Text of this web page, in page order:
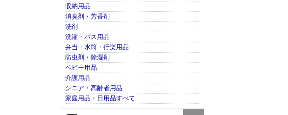
収納用品
消臭剤・芳香剤
洗剤
洗濯・バス用品
弁当・水筒・行楽用品
防虫剤・除湿剤
ベビー用品
介護用品
シニア・高齢者用品
家庭用品・日用品すべて